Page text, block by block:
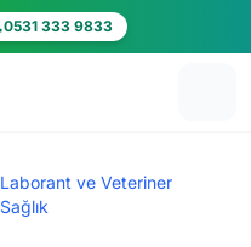
0531 333 9833
Laborant ve Veteriner
Sağlık